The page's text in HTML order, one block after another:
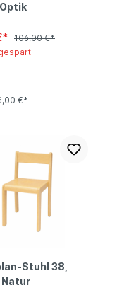
106,00 €*
€*
Stuhl 38,
Natur